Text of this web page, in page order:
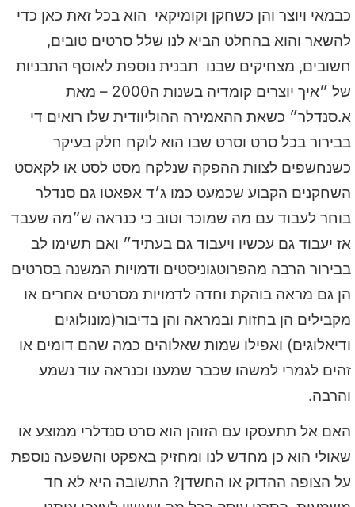
כבמאי ויוצר והן כשחקן וקומיקאי הוא בכל זאת כאן כדי
להשאר והוא בהחלט הביא לנו שלל סרטים טובים,
חשובים, מצחיקים שבנו תבנית נוספת לאוסף התבניות
של ״איך יוצרים קומדיה בשנות ה2000 – מאת
א.סנדלר״ כשאת ההאמירה ההוליוודית שלו רואים די
בבירור בכל סרט וסרט שבו הוא לוקח חלק בעיקר
כשנחשפים לצוות ההפקה שנלקח מסט לסט או לקאסט
השחקנים הקבוע שכמעט כמו ג׳ד אפאטו גם סנדלר
בוחר לעבוד עם מה שמוכר וטוב כי כנראה ש״מה שעבד
אז יעבוד גם עכשיו ויעבוד גם בעתיד״ ואם תשימו לב
בבירור הרבה מהפרוטגוניסטים ודמויות המשנה בסרטים
הן גם מראה בוהקת וחדה לדמויות מסרטים אחרים או
מקבילים הן בחזות ובמראה והן בדיבור(מונולוגים
ודיאלוגים) ואפילו שמות שאלוהים כמה שהם דומים או
זהים לגמרי למשהו שכבר שמענו וכנראה עוד נשמע
והרבה.
האם אל תתעסקו עם הזוהן הוא סרט סנדלרי ממוצע או
שאולי הוא כן מחדש לנו ומחזיק באפקט והשפעה נוספת
על הצופה ההדוק או החשדן? התשובה היא לא חד